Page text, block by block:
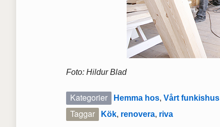
Foto: Hildur Blad
Kategorier Hemma hos,Vårt funkishus
Taggar Kök, renovera, riva